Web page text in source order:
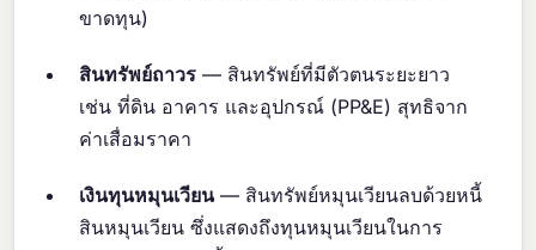
ขาดทุน)
สินทรัพย์ถาวร — สินทรัพย์ที่มีตัวตนระยะยาว
เช่น ที่ดิน อาคาร และอุปกรณ์ (PP&E) สุทธิจาก
ค่าเสื่อมราคา
เงินทุนหมุนเวียน— สินทรัพย์หมุนเวียนลบด้วยหนี้
สินหมุนเวียน ซึ่งแสดงถึงทุนหมุนเวียนในการ